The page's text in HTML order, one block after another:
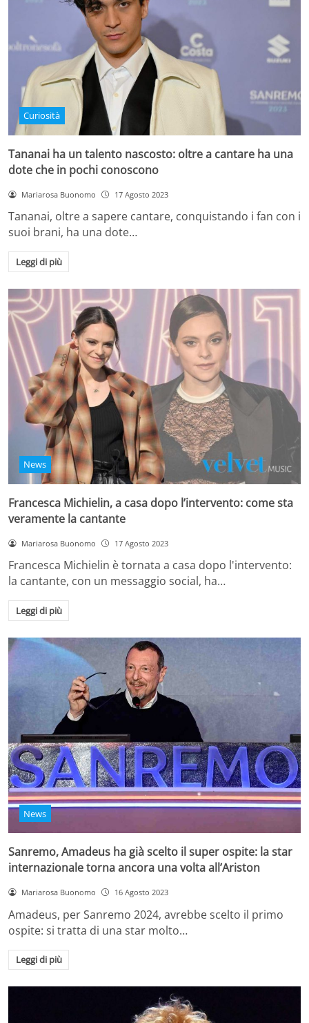
Curiosità
Tananai ha un talento nascosto: oltre a cantare ha una
dote che in pochi conoscono
Mariarosa Buonomo 17 Agosto 2023
Tananai, oltre a sapere cantare, conquistando i fan con i
suoi brani, ha una dote…
Leggi di più
News
Francesca Michielin, a casa dopo l’intervento: come sta
veramente la cantante
Mariarosa Buonomo 17 Agosto 2023
Francesca Michielin è tornata a casa dopo l'intervento:
la cantante, con un messaggio social, ha…
Leggi di più
News
Sanremo, Amadeus ha già scelto il super ospite: la star
internazionale torna ancora una volta all’Ariston
Mariarosa Buonomo 16 Agosto 2023
Amadeus, per Sanremo 2024, avrebbe scelto il primo
ospite: si tratta di una star molto…
Leggi di più